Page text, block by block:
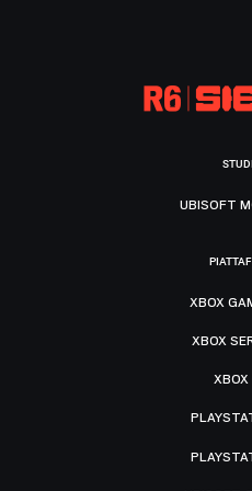
UBISOFT
XBOX
XBOX
XBOX